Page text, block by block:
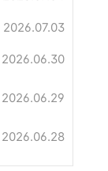
2026.07.03
2026.06.30
2026.06.29
2026.06.28